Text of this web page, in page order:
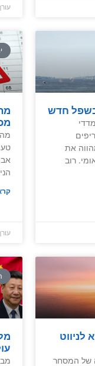
בשפל חדש
את
רוב
לניווט
של המסחר